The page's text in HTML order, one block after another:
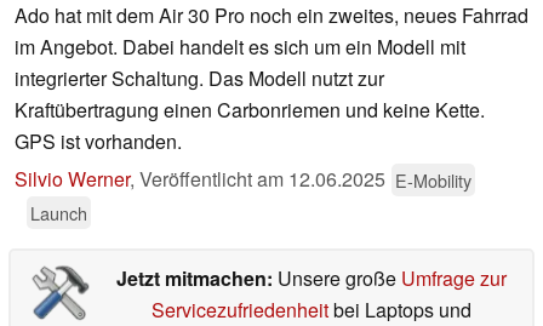
Ado hat mit dem Air 30 Pro noch ein zweites, neues Fahrrad
im Angebot. Dabei handelt es sich um ein Modell mit
integrierter Schaltung. Das Modell nutzt zur
Kraftübertragung einen Carbonriemen und keine Kette.
GPS ist vorhanden.
Silvio Werner, Veröffentlicht am 12.06.2025 E-Mobility
Launch
Jetzt mitmachen: Unsere große Umfrage zur
Servicezufriedenheitbei Laptops und